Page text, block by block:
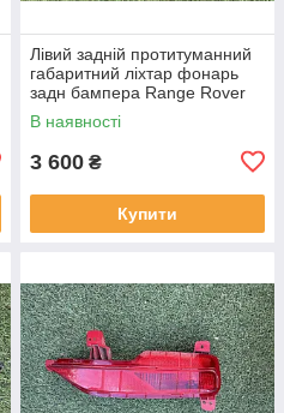
Лівий задній протитуманний
габаритний ліхтар фонарь
задн бампера Range Rover
L460 від 2021-рр LR152299
оригінал бв повністю р
В наявності
3 600 ₴
Купити